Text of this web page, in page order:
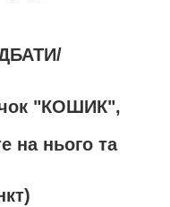
"КОШИК",
на нього та